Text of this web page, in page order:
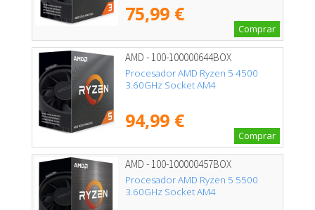
75,99 €
Comprar
AMD - 100-100000644BOX
Procesador AMD Ryzen 5 4500
3.60GHz Socket AM4
94,99 €
Comprar
AMD - 100-100000457BOX
Procesador AMD Ryzen 5 5500
3.60GHz Socket AM4